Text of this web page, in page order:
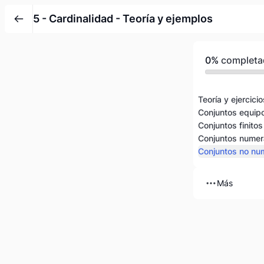
5 - Cardinalidad - Teoría y ejemplos
0%
Teoría y
Conjuntos
Conjuntos finitos
Conjuntos
Conjuntos no
Más